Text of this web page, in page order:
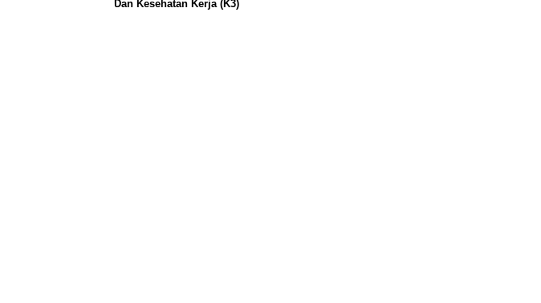
Dan Kesehatan Kerja (K3)